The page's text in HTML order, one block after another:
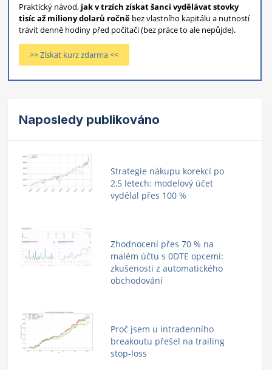
Praktický návod, jak v trzích získat šanci vydělávat stovky
tisíc až miliony dolarů ročněbez vlastního kapitálu a nutností
trávit denně hodiny před počítači (bez práce to ale nepůjde).
>> Získat kurz zdarma <<
Naposledy publikováno
Strategie nákupu korekcí po
2,5 letech: modelový účet
vydělal přes 100 %
Zhodnocení přes 70 % na
malém účtu s 0DTE opcemi:
zkušenosti z automatického
obchodování
Proč jsem u intradenního
breakoutu přešel na trailing
stop-loss